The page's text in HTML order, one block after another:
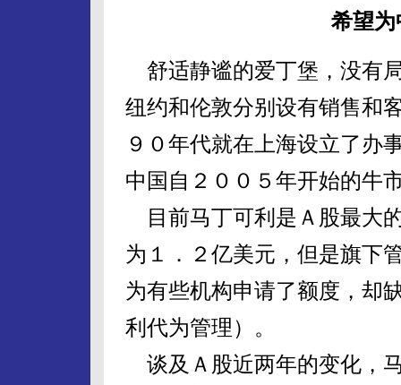
希望为
舒适静谧的爱丁堡，没有
纽约和伦敦分别设有销售和
９０年代就在上海设立了办
中国自２００５年开始的牛
目前马丁可利是Ａ股最大
为１．２亿美元，但是旗下
为有些机构申请了额度，却
利代为管理）。
谈及Ａ股近两年的变化，